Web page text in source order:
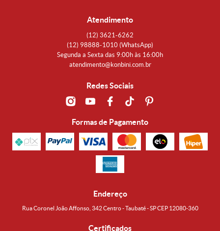
Atendimento
(12) 3621-6262
(12) 98888-1010 (WhatsApp)
Segunda a Sexta das 9:00h às 16:00h
atendimento@konbini.com.br
Redes Sociais
Formas de Pagamento
Endereço
Rua Coronel João Affonso, 342 Centro - Taubaté - SP CEP 12080-360
Certificados